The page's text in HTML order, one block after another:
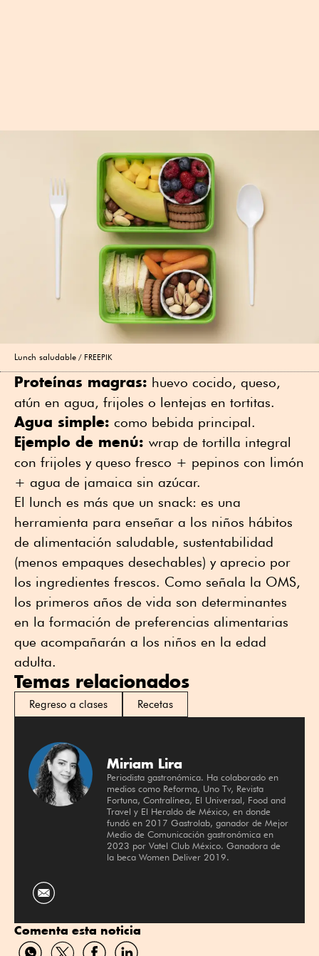
Lunch saludable FREEPIK
Proteínas magras: huevo cocido, queso,
atún en agua, frijoles o lentejas en tortitas.
Agua simple: como bebida principal.
Ejemplo de menú: wrap de tortilla integral
con frijoles y queso fresco + pepinos con limón
+ agua de jamaica sin azúcar.
El lunch es más que un snack: es una
herramienta para enseñar a los niños hábitos
de alimentación saludable, sustentabilidad
(menos empaques desechables) y aprecio por
los ingredientes frescos. Como señala la OMS,
los primeros años de vida son determinantes
en la formación de preferencias alimentarias
que acompañarán a los niños en la edad
adulta.
Temas relacionados
Regreso a clases Recetas
Miriam Lira
Periodista gastronómica. Ha colaborado en
medios como Reforma, Uno Tv, Revista
Fortuna, Contralínea, El Universal, Food and
Travel y El Heraldo de México, en donde
fundó en 2017 Gastrolab, ganador de Mejor
Medio de Comunicación gastronómica en
2023 por Vatel Club México. Ganadora de
la beca Women Deliver 2019.
Comenta esta noticia